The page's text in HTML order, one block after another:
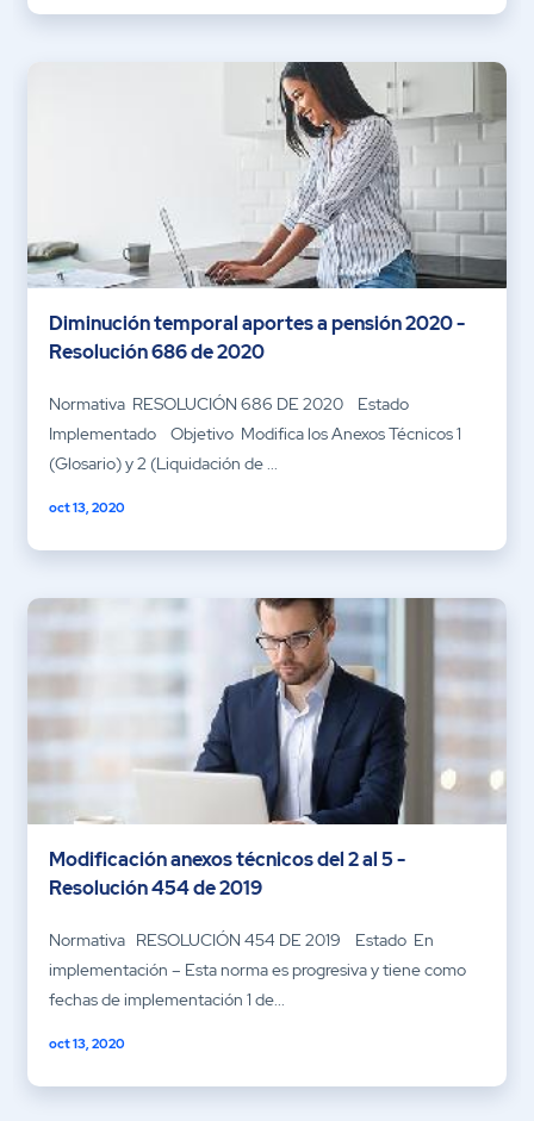
Diminución temporal aportes a pensión 2020 -
Resolución 686 de 2020
Normativa RESOLUCIÓN 686 DE 2020 Estado
Implementado Objetivo Modifica los Anexos Técnicos 1
(Glosario) y 2 (Liquidación de ...
oct 13, 2020
Modificación anexos técnicos del 2 al 5 -
Resolución 454 de 2019
Normativa RESOLUCIÓN 454 DE 2019 Estado En
implementación – Esta norma es progresiva y tiene como
fechas de implementación 1 de...
oct 13, 2020